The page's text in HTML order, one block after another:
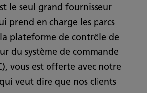
le seul grand fournisseur
prend en charge les parcs
plateforme de contrôle de
du système de commande
vous est offerte avec notre
veut dire que nos clients